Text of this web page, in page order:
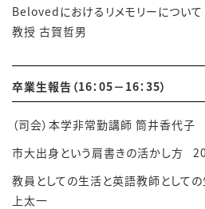
Belovedにおけるリメモリーについて
教授 古賀哲男
卒業生報告（16：05－16：35）
（司会）本学非常勤講師 筒井香代子
市大出身という肩書きの活かし方
教員としての生活と英語教師として
上太一